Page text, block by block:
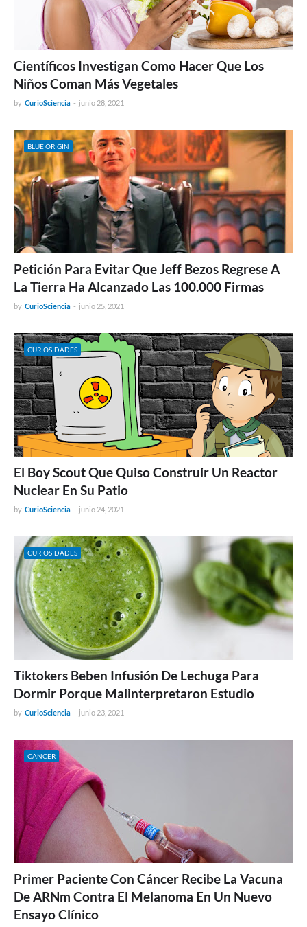
Científicos Investigan Como Hacer Que Los
Niños Coman Más Vegetales
by CurioSciencia - junio 28, 2021
BLUE ORIGIN
Petición Para Evitar Que Jeff Bezos Regrese A
La Tierra Ha Alcanzado Las 100.000 Firmas
by CurioSciencia - junio 25, 2021
CURIOSIDADES
El Boy Scout Que Quiso Construir Un Reactor
Nuclear En Su Patio
by CurioSciencia - junio 24, 2021
CURIOSIDADES
Tiktokers Beben Infusión De Lechuga Para
Dormir Porque Malinterpretaron Estudio
by CurioSciencia - junio 23, 2021
CANCER
Primer Paciente Con Cáncer Recibe La Vacuna
De ARNm Contra El Melanoma En Un Nuevo
Ensayo Clínico